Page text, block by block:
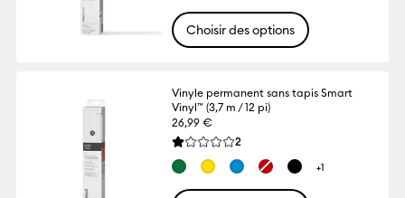
Choisir des options
Vinyle permanent sans tapis Smart
Vinyl™ (3,7 m / 12 pi)
26,99 €
La note moyenne de ce produit est 1.0
2
+1